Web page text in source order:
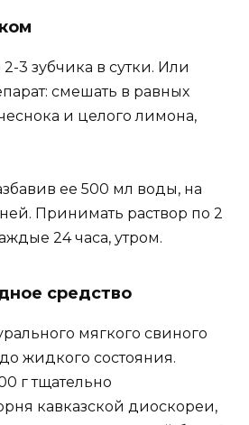
3 зубчика в сутки. Или
смешать в равных
и целого лимона,
ее 500 мл воды, на
Принимать раствор по 2
24 часа, утром.
средство
мягкого свиного
жидкого состояния.
г тщательно
кавказской диоскореи,